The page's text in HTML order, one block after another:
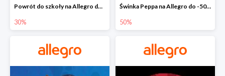
Powrót do szkoły na Allegro do -30%
30%
Świnka Peppa na Allegro do -50%
50%